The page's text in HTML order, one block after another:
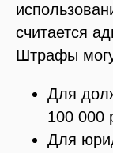
считается
Штрафы
Для
100 000
Для